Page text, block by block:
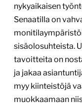
nykyaikaisen
Senaatilla on
sisäolosuhteista.
tavoitteita on
ja jakaa
myy kiinteistöjä
muokkaamaan